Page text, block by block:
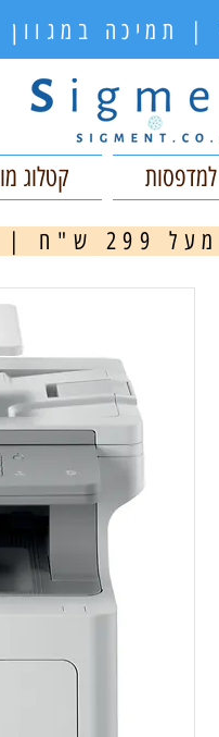
| תמיכה
למדפסות קטלוג
מ